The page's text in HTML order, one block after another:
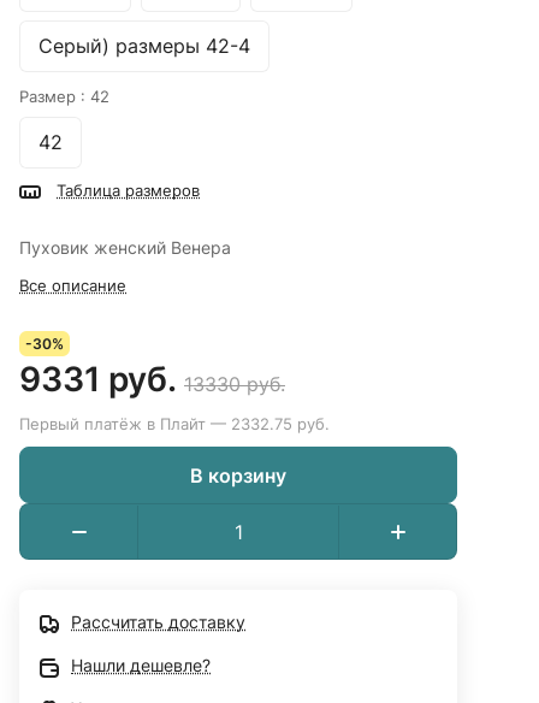
Серый) размеры 42-4
Размер : 42
42
Таблица размеров
Пуховик женский Венера
Все описание
-30%
9331 руб. 13330 руб.
Первый платёж в Плайт — 2332.75 руб.
В корзину
Рассчитать доставку
Нашли дешевле?